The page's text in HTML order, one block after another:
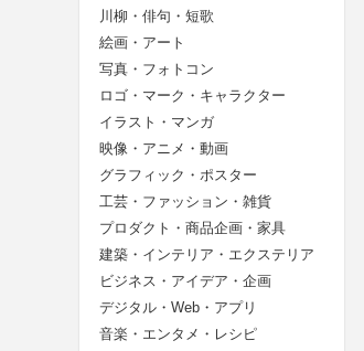
川柳・俳句・短歌
絵画・アート
写真・フォトコン
ロゴ・マーク・キャラクター
イラスト・マンガ
映像・アニメ・動画
グラフィック・ポスター
工芸・ファッション・雑貨
プロダクト・商品企画・家具
建築・インテリア・エクステリア
ビジネス・アイデア・企画
デジタル・Web・アプリ
音楽・エンタメ・レシピ